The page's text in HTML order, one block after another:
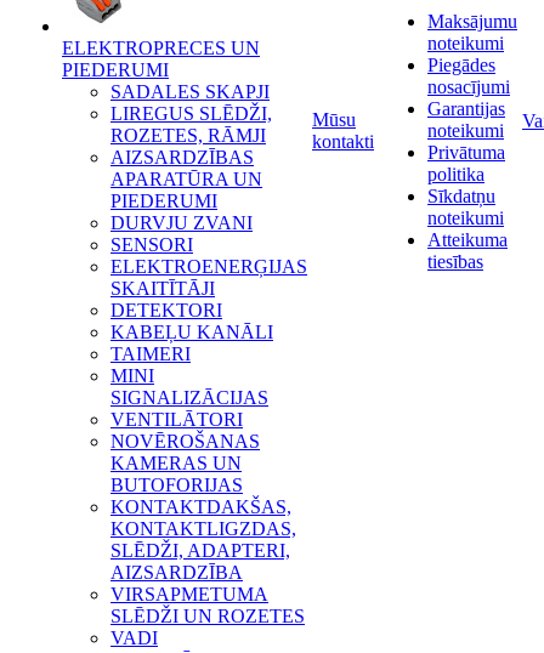
ELEKTROPRECES UN
PIEDERUMI
SADALES SKAPJI
LIREGUS SLĒDŽI,
ROZETES, RĀMJI
AIZSARDZĪBAS
APARATŪRA UN
PIEDERUMI
DURVJU ZVANI
SENSORI
ELEKTROENERĢIJAS
SKAITĪTĀJI
DETEKTORI
KABEĻU KANĀLI
TAIMERI
MINI
SIGNALIZĀCIJAS
VENTILĀTORI
NOVĒROŠANAS
KAMERAS UN
BUTOFORIJAS
KONTAKTDAKŠAS,
KONTAKTLIGZDAS,
SLĒDŽI, ADAPTERI,
AIZSARDZĪBA
VIRSAPMETUMA
SLĒDŽI UN ROZETES
VADI
Mūsu
kontakti
Maksājumu
noteikumi
Piegādes
nosacījumi
Garantijas
noteikumi
Privātuma
politika
Sīkdatņu
noteikumi
Atteikuma
tiesības